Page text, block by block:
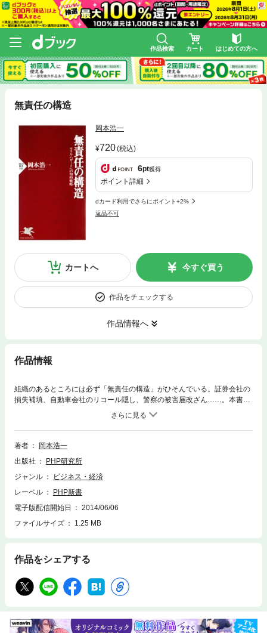
作品検索 カート はじめての方へ
無責任の構造
岡本浩一
720(税込)
6pt獲得
ポイント詳細
dカード利用でさらにポイント+2%
返品不可
カートへ 今すぐ買う
作品をチェックする
作品情報へ
作品情報
組織のあるところには必ず「無責任の構造」がひそんでいる。証券会社の
損失補填、自動車会社のリコール隠し、警察の被害届改ざん……。本書
は、無責任をひきおこす集団と人格のメカニズムを社会心理学的に分析し
ている。まず、自らも調査委員をつとめたJCO臨界事故を意思決定の視点
から新たに検証。何年にもわたって違反が積み重ねられていた実態を追
う。さらに、職場における無責任の構造を科学的に解説。「同調」「服
ナ」など、実験をふまえた学説を紹介。また、特に日本の職場に顕著な風
土として「権威主義」「属人主義」の問題点を指摘。管理する側があたり
付かされる。その上で、無責任回避の具体策を提案し、組織を真にリード
する「個」のあり方を問う。志たかきビジネスキャリアに必読の内容であ
著者
岡本浩一
出版社
PHP研究所
ジャンル
ビジネス・経済
レーベル
PHP新書
電子版配信開始日
2014/06/06
ファイルサイズ
1.25 MB
作品をシェアする